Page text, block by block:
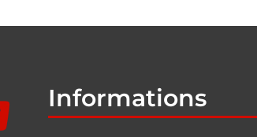
Informations